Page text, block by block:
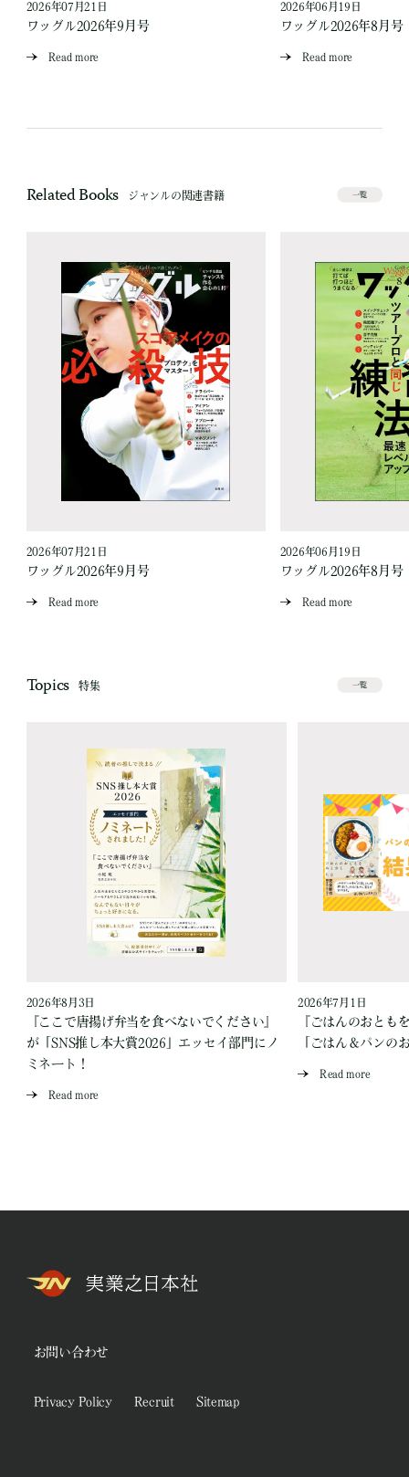
2026年07月21日
ワッグル2026年9月号
Read more
2026年06月19日
ワッグル2026年8月号
Read more
Related Books ジャンルの関連書籍 一覧
2026年07月21日
ワッグル2026年9月号
Read more
2026年06月19日
ワッグル2026年8月号
Read more
Topics 特集 一覧
2026年8月3日
『ここで唐揚げ弁当を食べないでください』
が「SNS推し本大賞2026」エッセイ部門にノ
ミネート！
Read more
2026年7月1日
『ごはんのおとも
「ごはん＆パンの
Read more
お問い合わせ
Privacy Policy Recruit Sitemap